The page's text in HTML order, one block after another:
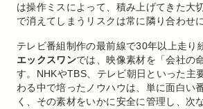
は操作ミスによって、積み上げてきた大
で消えてしまうリスクは常に隣り合わせ
テレビ番組制作の最前線で30年以上走り
エックスワンでは、映像素材を「会社の
す。NHKやTBS、テレビ朝日といった主
わる中で培ったノウハウは、単に面白い
く、その素材をいかに安全に管理し、次